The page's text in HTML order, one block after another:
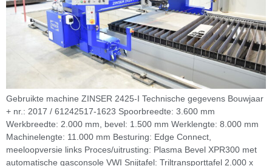
Gebruikte machine ZINSER 2425-I Technische gegevens Bouwjaar
+ nr.: 2017 / 61242517-1623 Spoorbreedte: 3.600 mm
Werkbreedte: 2.000 mm, bevel: 1.500 mm Werklengte: 8.000 mm
Machinelengte: 11.000 mm Besturing: Edge Connect,
meeloopversie links Proces/uitrusting: Plasma Bevel XPR300 met
automatische gasconsole VWI Snijtafel: Triltransporttafel 2.000 x